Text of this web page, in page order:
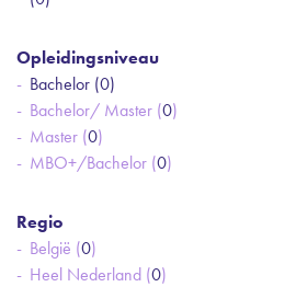
Opleidingsniveau
Bachelor (0)
Bachelor/ Master (0)
Master (0)
MBO+/Bachelor (0)
Regio
België (0)
Heel Nederland (0)